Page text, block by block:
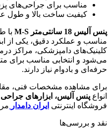
مناسب برای جراحی‌های
کیفیت ساخت بالا و طول
پنس آلیس 18 سانتی‌متر M-S
با
مناسب و عملکرد دقیق، یکی از
کلینیک‌های دامپزشکی، مراکز
می‌شود و انتخابی مناسب برای
حرفه‌ای و بادوام نیاز دارند.
برای مشاهده مشخصات فنی،
انواع پنس آلیس، ابزارهای
فروشگاه اینترنتی ایران دامدار
نقد و بررسی‌ها